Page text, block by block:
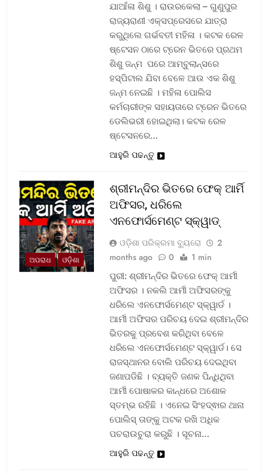
ଯାଆଁଳା ଶିଶୁ । ରାଉରକେଲା – ଗୁଣୁପୁର
ରାଜ୍ୟରାଣୀ ଏକ୍ସପ୍ରେସରେ ଯାତ୍ରା
କରୁଥିଲେ ଗର୍ଭବତୀ ମହିଳା । କଟକ ରେଳ
ଷ୍ଟେସନ ଠାରେ ଟ୍ରେନ ଭିତରେ ପ୍ରଥମ
ଶିଶୁ ଜନ୍ମ ପରେ ଆମ୍ବୁଲାନ୍ସରେ
ହସ୍ପିଟାଲ ଯିବା ବେଳେ ଆଉ ଏକ ଶିଶୁ
ଜନ୍ମ ନେଇଛି । ମହିଳା ପୋଲିସ
କର୍ମଚାରୀଙ୍କ ସହାୟତାରେ ଟ୍ରେନ ଭିତରେ
ଡେଲିଭରୀ ହୋଇଥିଲା। କଟକ ରେଳ
ଷ୍ଟେସନରେ…
ଆହୁରି ପଢନ୍ତୁ
ଅପରାଧ ଓଡ଼ିଶା
ଶ୍ରୀମନ୍ଦିର ଭିତରେ ଫେକ୍ ଆର୍ମି
ଅଫିସର, ଧରିଲେ
ଏନଫୋର୍ସମେଣ୍ଟ ସ୍କ୍ୱାଡ୍‌
ଓଡ଼ିଶା ପରିକ୍ରମା ବ୍ୟୁରୋ
2
months ago
0 1 min
ପୁରୀ: ଶ୍ରୀମନ୍ଦିର ଭିତରେ ଫେକ୍ ଆର୍ମୀ
ଅଫିସର । ନକଲି ଆର୍ମୀ ଅଫିସରଙ୍କୁ
ଧରିଲେ ଏନଫୋର୍ସମେଣ୍ଟ ସ୍କ୍ୱାର୍ଡ ।
ଆର୍ମୀ ଅଫିସର ପରିଚୟ ଦେଇ ଶ୍ରୀମନ୍ଦିର
ଭିତରକୁ ପ୍ରବେଶ କରିଥିବା ବେଳେ
ଧରିଲେ ଏନଫୋର୍ସମେଣ୍ଟ ସ୍କ୍ୱାର୍ଡ। ସେ
ରାଜସ୍ଥାନର ବୋଲି ପରିଚୟ ଦେଇଥିବା
ଜଣାପଡିଛି । ବ୍ୟକ୍ତି ଜଣକ ପିନ୍ଧିଥିବା
ଆର୍ମୀ ପୋଷାକର କାନ୍ଧରେ ଅଶୋକ
ସ୍ତମ୍ଭ ରହିଛି । ଏନେଇ ସିଂହଦ୍ଵାର ଥାନା
ପୋଲିସ୍ ତାଙ୍କୁ ଅଟକ ରଖି ଅଧିକ
ପଚରାଉଚୁରା କରୁଛି । ସୂଚନା…
ଆହୁରି ପଢନ୍ତୁ